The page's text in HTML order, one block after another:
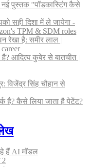
नई पुस्तक "पॉडकास्टिंग कैसे
सही दिशा में ले जायेगा -
TPM & SDM roles
रेखा है: समीर लाल |
आदित्य कुबेर से बातचीत |
विजेंद्र सिंह चौहान से
है? कैसे लिया जाता है पेटेंट?
हैं AI मॉडल
2